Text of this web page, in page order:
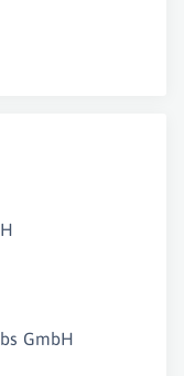
GmbH